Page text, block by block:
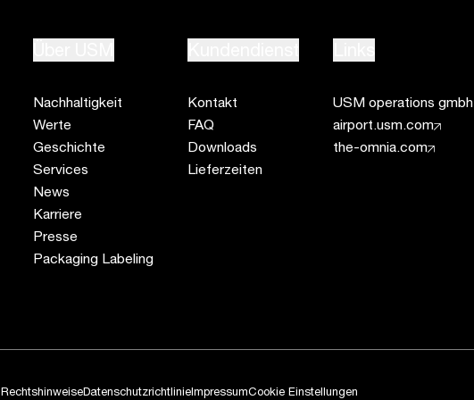
Nachhaltigkeit
Werte
Geschichte
Services
News
Karriere
Presse
Packaging Labeling
Kontakt
FAQ
Downloads
Lieferzeiten
USM operations gmbh
airport.usm.com
the-omnia.com
RechtshinweiseDatenschutzrichtlinieImpressumCookie Einstellungen